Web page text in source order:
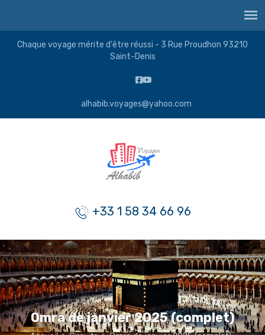
Chaque voyage mérite d'être réussi - 3 Rue Proudhon 93210
Saint-Denis
alhabib.voyages@yahoo.com
+33 1 58 34 66 96
Omra de janvier 2025 (complet)